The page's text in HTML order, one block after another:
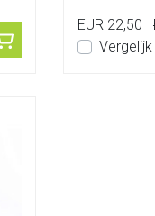
EUR 22,50
Vergelijk